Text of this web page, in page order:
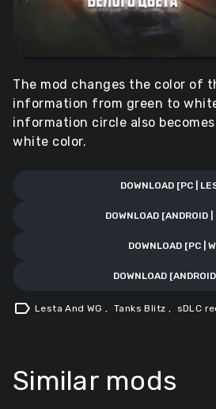
The mod changes the color of
information from green to
information circle also
white color.
DOWNLOAD [PC |
DOWNLOAD [ANDROID
DOWNLOAD [PC |
DOWNLOAD
label Lesta And WG, Tanks Blitz , sDLC
Similar mods